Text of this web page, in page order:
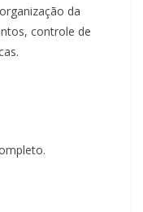
da
controle de